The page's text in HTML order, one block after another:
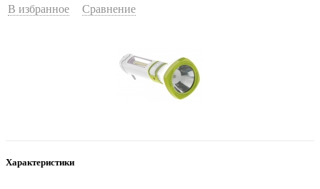
В избранное Сравнение
Характеристики